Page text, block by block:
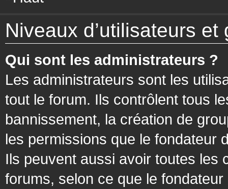
Niveaux d’utilisateurs et
Qui sont les administrateurs ?
Les administrateurs sont les
tout le forum. Ils contrôlent tous
bannissement, la création de
les permissions que le fondateur
Ils peuvent aussi avoir toutes les
forums, selon ce que le